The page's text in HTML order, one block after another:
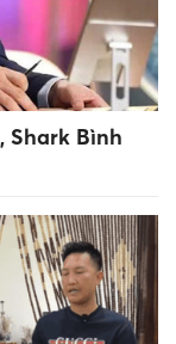
Shark Bình